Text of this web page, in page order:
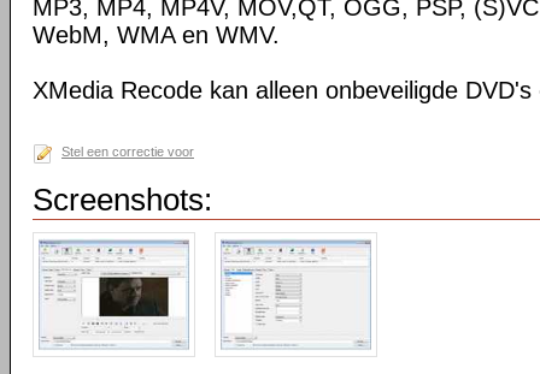
MP3, MP4, MP4V, MOV,QT, OGG, PSP,
WebM, WMA en WMV.
XMedia Recode kan alleen onbeveiligde
Stel een correctie voor
Screenshots: